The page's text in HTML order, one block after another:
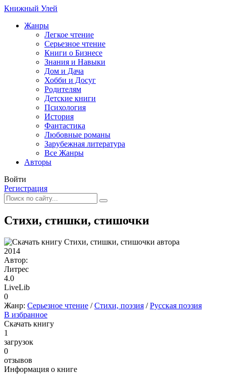
Книжный Улей
Жанры
Легкое чтение
Серьезное чтение
Книги о Бизнесе
Знания и Навыки
Дом и Дача
Хобби и Досуг
Родителям
Детские книги
Психология
История
Фантастика
Любовные романы
Зарубежная литература
Все Жанры
Авторы
Войти
Регистрация
Стихи, стишки, стишочки
2014
Автор:
Литрес
4.0
LiveLib
0
Жанр: Серьезное чтение /Cтихи, поэзия /Русская поэзия
В избранное
Скачать книгу
1
загрузок
0
отзывов
Информация о книге